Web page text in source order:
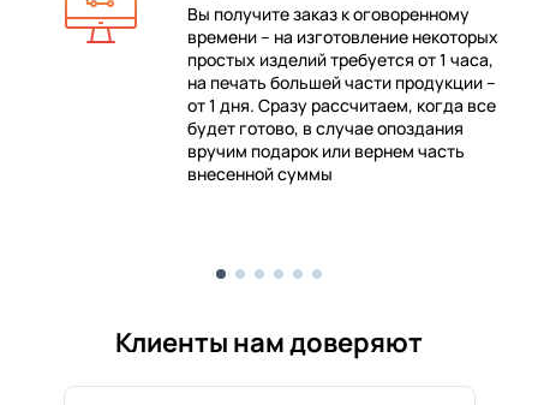
Вы получите заказ к оговоренному
времени – на изготовление некоторых
простых изделий требуется от 1 часа,
на печать большей части продукции –
от 1 дня. Сразу рассчитаем, когда все
будет готово, в случае опоздания
вручим подарок или вернем часть
внесенной суммы
Клиенты нам доверяют